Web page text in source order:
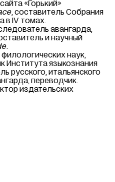
«Горький»
, составитель Собрания
в IV томах.
авангарда,
и научный
наук,
Института языкознания
русского, итальянского
переводчик.
издательских